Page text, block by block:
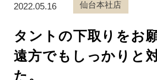
2022.05.16 仙台本社店
タントの下取りをお
遠方でもしっかりと
た。